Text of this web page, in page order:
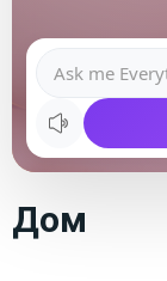
Дом